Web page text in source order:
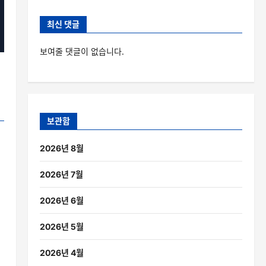
최신 댓글
보여줄 댓글이 없습니다.
보관함
2026년 8월
2026년 7월
2026년 6월
2026년 5월
2026년 4월